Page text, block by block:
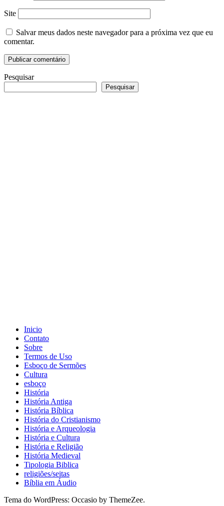
Site
Salvar meus dados neste navegador para a próxima vez que eu
comentar.
Pesquisar
Pesquisar
Inicio
Contato
Sobre
Termos de Uso
Esboço de Sermões
Cultura
esboço
História
História Antiga
História Bíblica
História do Cristianismo
História e Arqueologia
História e Cultura
História e Religião
História Medieval
Tipologia Biblica
religiões/seitas
Bíblia em Áudio
Tema do WordPress: Occasio by ThemeZee.